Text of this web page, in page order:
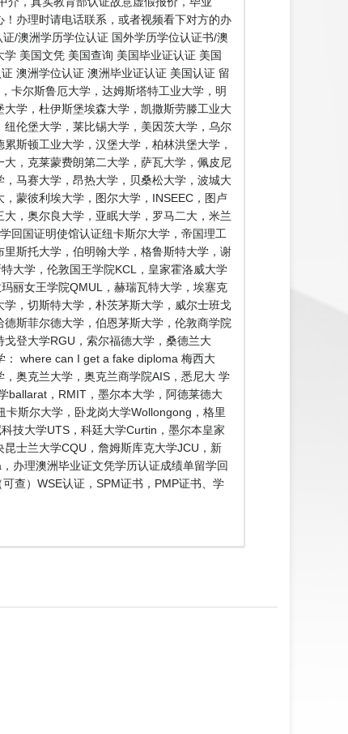
办理时请电话联系，或者视频看下对方的办
/澳洲学历学位认证 国外学历学位认证书/澳
美国文凭 美国查询 美国毕业证认证 美国
澳洲学位认证 澳洲毕业证认证 美国认证 留
卡尔斯鲁厄大学，达姆斯塔特工业大学，明
学，杜伊斯堡埃森大学，凯撒斯劳滕工业大
伦堡大学，莱比锡大学，美因茨大学，乌尔
斯顿工业大学，汉堡大学，柏林洪堡大学，
，克莱蒙费朗第二大学，萨瓦大学，佩皮尼
马赛大学，昂热大学，贝桑松大学，波城大
蒙彼利埃大学，图尔大学，INSEEC，图卢
，奥尔良大学，亚眠大学，罗马二大，米兰
回国证明使馆认证纽卡斯尔大学，帝国理工
斯托大学，伯明翰大学，格鲁斯特大学，谢
大学，伦敦国王学院KCL，皇家霍洛威大学
丽女王学院QMUL，赫瑞瓦特大学，埃塞克
，切斯特大学，朴茨茅斯大学，威尔士班戈
斯菲尔德大学，伯恩茅斯大学，伦敦商学院
登大学RGU，索尔福德大学，桑德兰大
： where can I get a fake diploma 梅西大
奥克兰大学，奥克兰商学院AIS，悉尼大 学
ballarat，RMIT，墨尔本大学，阿德莱德大
斯尔大学，卧龙岗大学Wollongong，格里
技大学UTS，科廷大学Curtin，墨尔本皇家
士兰大学CQU，詹姆斯库克大学JCU，新
办理澳洲毕业证文凭学历认证成绩单留学回
查）WSE认证，SPM证书，PMP证书、学